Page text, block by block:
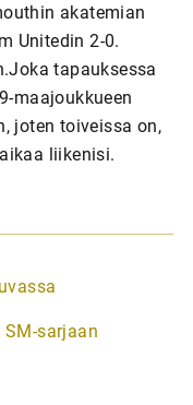
akatemian
Unitedin 2-0.
tapauksessa
maajoukkueen
joten toiveissa on,
liikenisi.
sarjaan